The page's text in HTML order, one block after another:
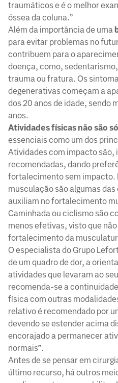
traumáticos e é o melhor
óssea da coluna.”
Além da importância de uma
para evitar problemas no
contribuem para o
doença, como,
trauma ou fratura. Os
degenerativas começam a
dos 20 anos de idade, sendo
anos.
Atividades físicas não são
essenciais como um dos
Atividades com impacto são,
recomendadas, dando
fortalecimento sem impacto.
musculação são algumas
auxiliam no fortalecimento
Caminhada ou ciclismo são
menos efetivas, visto que
fortalecimento da
O especialista do Grupo
de um quadro de dor, a
atividades que levaram ao
recomenda-se a
física com outras
relativo é recomendado por
devendo se estender acima
encorajado a permanecer
normais”.
Antes de se pensar em
último recurso, há outros